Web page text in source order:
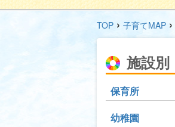
TOP › 子育てMAP ›
施設別
保育所
幼稚園